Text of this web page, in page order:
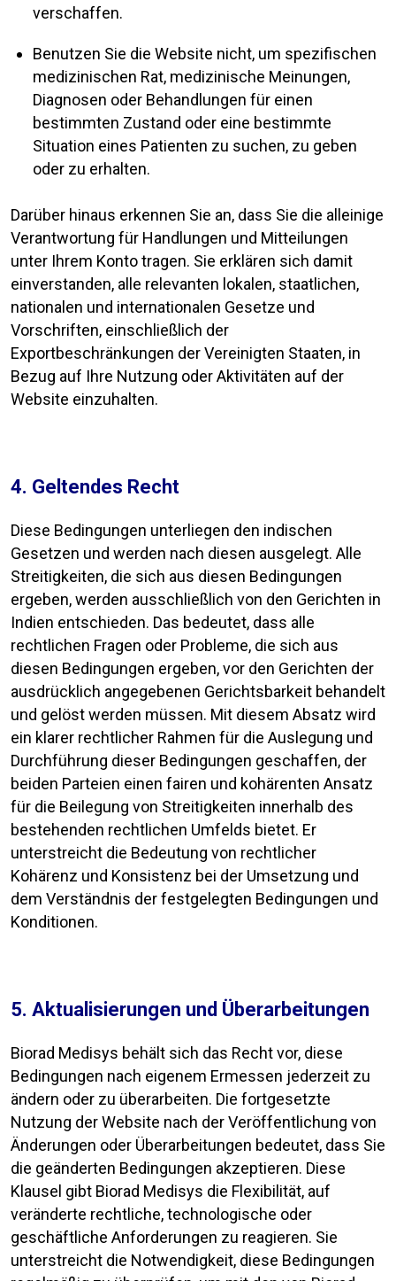
verschaffen.
Benutzen Sie die Website nicht, um spezifischen
medizinischen Rat, medizinische Meinungen,
Diagnosen oder Behandlungen für einen
bestimmten Zustand oder eine bestimmte
Situation eines Patienten zu suchen, zu geben
oder zu erhalten.
Darüber hinaus erkennen Sie an, dass Sie die alleinige
Verantwortung für Handlungen und Mitteilungen
unter Ihrem Konto tragen. Sie erklären sich damit
einverstanden, alle relevanten lokalen, staatlichen,
nationalen und internationalen Gesetze und
Vorschriften, einschließlich der
Exportbeschränkungen der Vereinigten Staaten, in
Bezug auf Ihre Nutzung oder Aktivitäten auf der
Website einzuhalten.
4. Geltendes Recht
Diese Bedingungen unterliegen den indischen
Gesetzen und werden nach diesen ausgelegt. Alle
Streitigkeiten, die sich aus diesen Bedingungen
ergeben, werden ausschließlich von den Gerichten in
Indien entschieden. Das bedeutet, dass alle
rechtlichen Fragen oder Probleme, die sich aus
diesen Bedingungen ergeben, vor den Gerichten der
ausdrücklich angegebenen Gerichtsbarkeit behandelt
und gelöst werden müssen. Mit diesem Absatz wird
ein klarer rechtlicher Rahmen für die Auslegung und
Durchführung dieser Bedingungen geschaffen, der
beiden Parteien einen fairen und kohärenten Ansatz
für die Beilegung von Streitigkeiten innerhalb des
bestehenden rechtlichen Umfelds bietet. Er
unterstreicht die Bedeutung von rechtlicher
Kohärenz und Konsistenz bei der Umsetzung und
dem Verständnis der festgelegten Bedingungen und
Konditionen.
5. Aktualisierungen und Überarbeitungen
Biorad Medisys behält sich das Recht vor, diese
Bedingungen nach eigenem Ermessen jederzeit zu
ändern oder zu überarbeiten. Die fortgesetzte
Nutzung der Website nach der Veröffentlichung von
Änderungen oder Überarbeitungen bedeutet, dass Sie
die geänderten Bedingungen akzeptieren. Diese
Klausel gibt Biorad Medisys die Flexibilität, auf
veränderte rechtliche, technologische oder
geschäftliche Anforderungen zu reagieren. Sie
unterstreicht die Notwendigkeit, diese Bedingungen